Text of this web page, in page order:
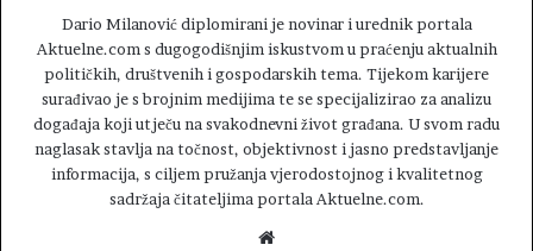
Dario Milanović diplomirani je novinar i urednik portala
Aktuelne.com s dugogodišnjim iskustvom u praćenju aktualnih
političkih, društvenih i gospodarskih tema. Tijekom karijere
surađivao je s brojnim medijima te se specijalizirao za analizu
događaja koji utječu na svakodnevni život građana. U svom radu
naglasak stavlja na točnost, objektivnost i jasno predstavljanje
informacija, s ciljem pružanja vjerodostojnog i kvalitetnog
sadržaja čitateljima portala Aktuelne.com.